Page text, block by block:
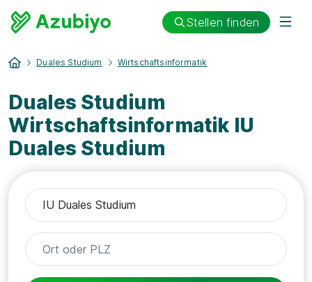
Stellen finden
Duales Studium Wirtschaftsinformatik
Duales Studium
Wirtschaftsinformatik IU
Duales Studium